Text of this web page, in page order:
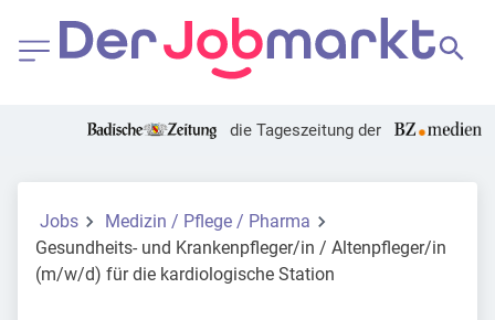
die Tageszeitung der
Jobs
Medizin / Pflege / Pharma
Gesundheits- und Krankenpfleger/in / Altenpfleger/in
(m/w/d) für die kardiologische Station